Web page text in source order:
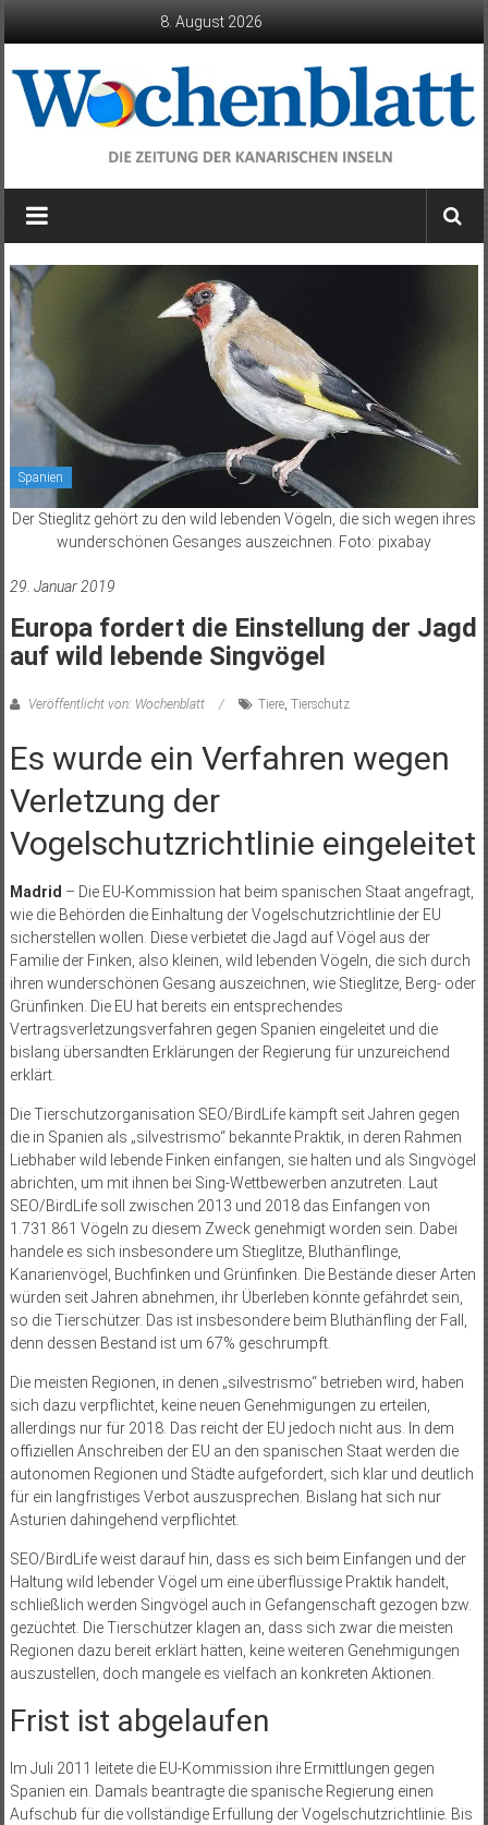
8. August 2026
Wochenblatt
die
der
Kanarischen
Inseln
Spanien
Der Stieglitz gehört zu den wild lebenden Vögeln, die sich wegen ihres
wunderschönen Gesanges auszeichnen. Foto: pixabay
29. Januar 2019
Europa fordert die Einstellung der Jagd
auf wild lebende Singvögel
Veröffentlicht von: Wochenblatt Tiere, Tierschutz
Es wurde ein Verfahren wegen
Verletzung der
Vogelschutzrichtlinie eingeleitet
Madrid – Die EU-Kommission hat beim spanischen Staat angefragt,
wie die Behörden die Einhaltung der Vogelschutzrichtlinie der EU
sicherstellen wollen. Diese verbietet die Jagd auf Vögel aus der
Familie der Finken, also kleinen, wild lebenden Vögeln, die sich durch
ihren wunderschönen Gesang auszeichnen, wie Stieglitze, Berg- oder
Grünfinken. Die EU hat bereits ein entsprechendes
Vertragsverletzungsverfahren gegen Spanien eingeleitet und die
bislang übersandten Erklärungen der Regierung für unzureichend
erklärt.
Die Tierschutzorganisation SEO/BirdLife kämpft seit Jahren gegen
die in Spanien als „silvestrismo“ bekannte Praktik, in deren Rahmen
Liebhaber wild lebende Finken einfangen, sie halten und als Singvögel
abrichten, um mit ihnen bei Sing-Wettbewerben anzutreten. Laut
SEO/BirdLife soll zwischen 2013 und 2018 das Einfangen von
1.731.861 Vögeln zu diesem Zweck genehmigt worden sein. Dabei
handele es sich insbesondere um Stieglitze, Bluthänflinge,
Kanarienvögel, Buchfinken und Grünfinken. Die Bestände dieser Arten
würden seit Jahren abnehmen, ihr Überleben könnte gefährdet sein,
so die Tierschützer. Das ist insbesondere beim Bluthänfling der Fall,
denn dessen Bestand ist um 67% geschrumpft.
Die meisten Regionen, in denen „silvestrismo“ betrieben wird, haben
sich dazu verpflichtet, keine neuen Genehmigungen zu erteilen,
allerdings nur für 2018. Das reicht der EU jedoch nicht aus. In dem
offiziellen Anschreiben der EU an den spanischen Staat werden die
autonomen Regionen und Städte aufgefordert, sich klar und deutlich
für ein langfristiges Verbot auszusprechen. Bislang hat sich nur
Asturien dahingehend verpflichtet.
SEO/BirdLife weist darauf hin, dass es sich beim Einfangen und der
Haltung wild lebender Vögel um eine überflüssige Praktik handelt,
schließlich werden Singvögel auch in Gefangenschaft gezogen bzw.
gezüchtet. Die Tierschützer klagen an, dass sich zwar die meisten
Regionen dazu bereit erklärt hätten, keine weiteren Genehmigungen
auszustellen, doch mangele es vielfach an konkreten Aktionen.
Frist ist abgelaufen
Im Juli 2011 leitete die EU-Kommission ihre Ermittlungen gegen
Spanien ein. Damals beantragte die spanische Regierung einen
Aufschub für die vollständige Erfüllung der Vogelschutzrichtlinie. Bis